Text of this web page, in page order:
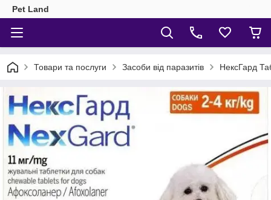
Pet Land
Товари та послуги Засоби від паразитів НексГард